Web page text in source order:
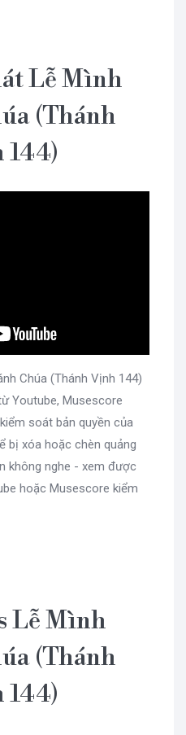
Lễ Mình
(Thánh
144)
Chúa (Thánh Vịnh 144)
Youtube, Musescore
soát bản quyền của
bị xóa hoặc chèn quảng
không nghe - xem được
hoặc Musescore kiểm
Lễ Mình
(Thánh
144)